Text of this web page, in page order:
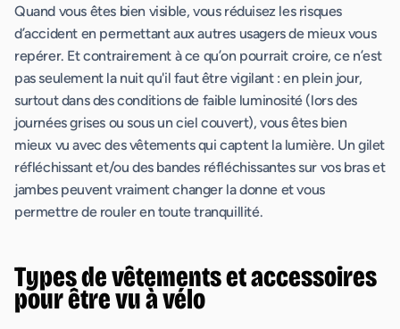
Quand vous êtes bien visible, vous réduisez les risques
d’accident en permettant aux autres usagers de mieux vous
repérer. Et contrairement à ce qu’on pourrait croire, ce n’est
pas seulement la nuit qu'il faut être vigilant : en plein jour,
surtout dans des conditions de faible luminosité (lors des
journées grises ou sous un ciel couvert), vous êtes bien
mieux vu avec des vêtements qui captent la lumière. Un gilet
réfléchissant et/ou des bandes réfléchissantes sur vos bras et
jambes peuvent vraiment changer la donne et vous
permettre de rouler en toute tranquillité.
Types de vêtements et accessoires
pour être vu à vélo